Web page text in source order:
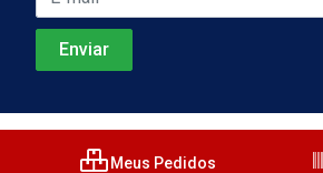
Meus Pedidos